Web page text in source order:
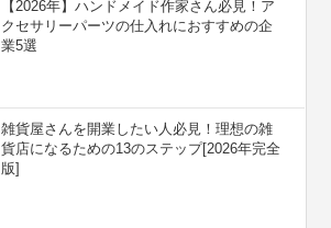
【2026年】ハンドメイド作家さん必見！ア
クセサリーパーツの仕入れにおすすめの企
業5選
雑貨屋さんを開業したい人必見！理想の雑
貨店になるための13のステップ[2026年完全
版]